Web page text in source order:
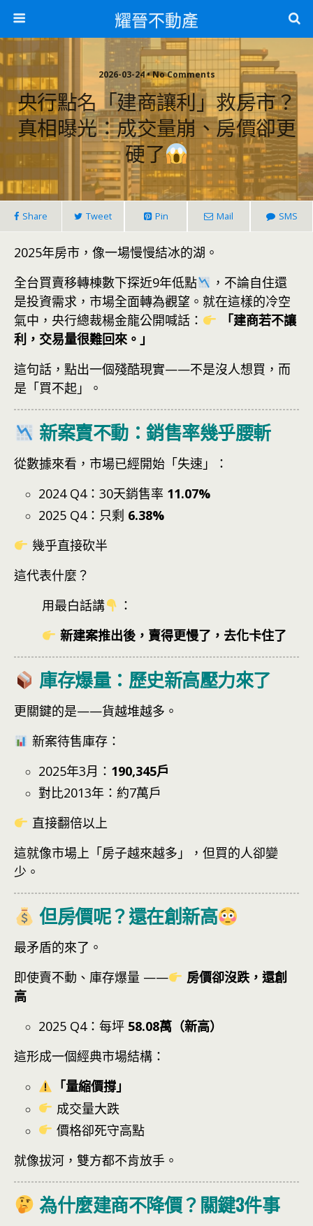
耀晉不動產
2026-03-24 • No Comments
央行點名「建商讓利」救房市？
真相曝光：成交量崩、房價卻更
硬了
Share Tweet Pin Mail SMS
2025年房市，像一場慢慢結冰的湖。
全台買賣移轉棟數下探近9年低點
，不論自住還
是投資需求，市場全面轉為觀望。就在這樣的冷空
氣中，央行總裁楊金龍公開喊話：
「建商若不讓
利，交易量很難回來。」
這句話，點出一個殘酷現實——不是沒人想買，而
是「買不起」。
新案賣不動：銷售率幾乎腰斬
從數據來看，市場已經開始「失速」：
2024 Q4：30天銷售率 11.07%
2025 Q4：只剩 6.38%
幾乎直接砍半
這代表什麼？
用最白話講
：
新建案推出後，賣得更慢了，去化卡住了
庫存爆量：歷史新高壓力來了
更關鍵的是——貨越堆越多。
新案待售庫存：
2025年3月： 190,345戶
對比2013年：約7萬戶
直接翻倍以上
這就像市場上「房子越來越多」，但買的人卻變
少。
但房價呢？還在創新高
最矛盾的來了。
即使賣不動、庫存爆量 ——
房價卻沒跌，還創
高
2025 Q4：每坪 58.08萬（新高）
這形成一個經典市場結構：
「量縮價撐」
成交量大跌
價格卻死守高點
就像拔河，雙方都不肯放手。
為什麼建商不降價？關鍵3件事